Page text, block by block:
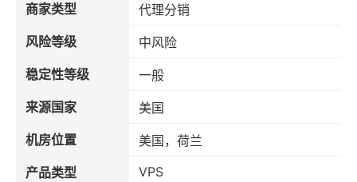
商家类型
代理分销
风险等级
中风险
稳定性等级
一般
来源国家
美国
机房位置
美国，荷兰
产品类型
VPS